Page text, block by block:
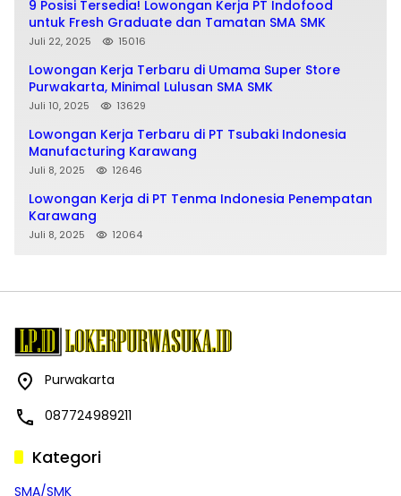
9 Posisi Tersedia! Lowongan Kerja PT Indofood
untuk Fresh Graduate dan Tamatan SMA SMK
Juli 22, 2025 15016
Lowongan Kerja Terbaru di Umama Super Store
Purwakarta, Minimal Lulusan SMA SMK
Juli 10, 2025 13629
Lowongan Kerja Terbaru di PT Tsubaki Indonesia
Manufacturing Karawang
Juli 8, 2025 12646
Lowongan Kerja di PT Tenma Indonesia Penempatan
Karawang
Juli 8, 2025 12064
Purwakarta
087724989211
Kategori
SMA/SMK